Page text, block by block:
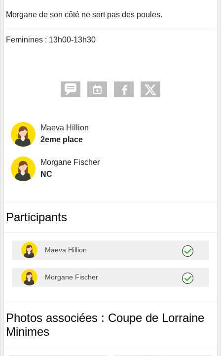
Morgane de son côté ne sort pas des poules.
Feminines : 13h00-13h30
Maeva Hillion
2eme place
Morgane Fischer
NC
Participants
Maeva Hillion
Morgane Fischer
Photos associées : Coupe de Lorraine
Minimes